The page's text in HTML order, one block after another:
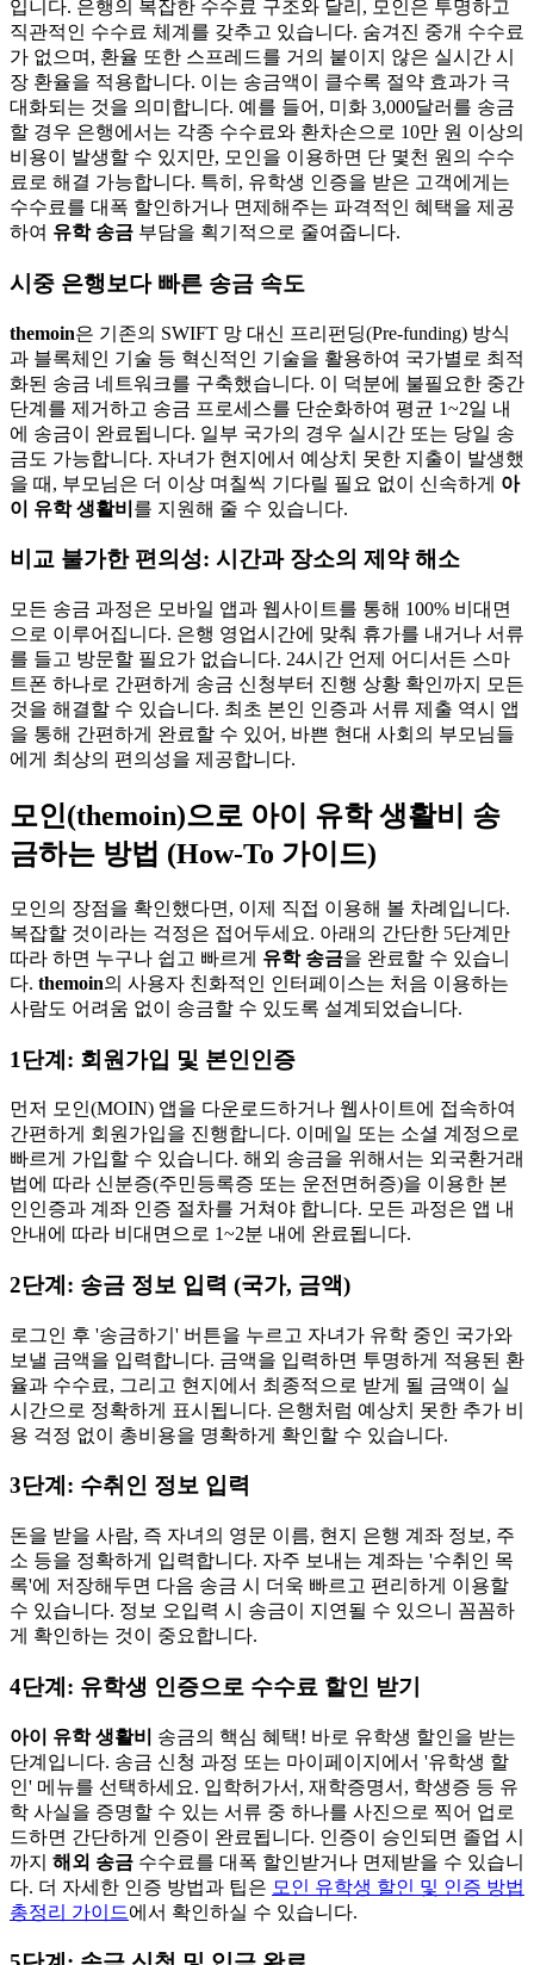
입니다. 은행의 복잡한 수수료 구조와 달리, 모인은 투명하고
직관적인 수수료 체계를 갖추고 있습니다. 숨겨진 중개 수수료
가 없으며, 환율 또한 스프레드를 거의 붙이지 않은 실시간 시
장 환율을 적용합니다. 이는 송금액이 클수록 절약 효과가 극
대화되는 것을 의미합니다. 예를 들어, 미화 3,000달러를 송금
할 경우 은행에서는 각종 수수료와 환차손으로 10만 원 이상의
비용이 발생할 수 있지만, 모인을 이용하면 단 몇천 원의 수수
료로 해결 가능합니다. 특히, 유학생 인증을 받은 고객에게는
수수료를 대폭 할인하거나 면제해주는 파격적인 혜택을 제공
하여 유학 송금 부담을 획기적으로 줄여줍니다.
시중 은행보다 빠른 송금 속도
themoin은 기존의 SWIFT 망 대신 프리펀딩(Pre-funding) 방식
과 블록체인 기술 등 혁신적인 기술을 활용하여 국가별로 최적
화된 송금 네트워크를 구축했습니다. 이 덕분에 불필요한 중간
단계를 제거하고 송금 프로세스를 단순화하여 평균 1~2일 내
에 송금이 완료됩니다. 일부 국가의 경우 실시간 또는 당일 송
금도 가능합니다. 자녀가 현지에서 예상치 못한 지출이 발생했
을 때, 부모님은 더 이상 며칠씩 기다릴 필요 없이 신속하게 아
이 유학 생활비 를 지원해 줄 수 있습니다.
비교 불가한 편의성: 시간과 장소의 제약 해소
모든 송금 과정은 모바일 앱과 웹사이트를 통해 100% 비대면
으로 이루어집니다. 은행 영업시간에 맞춰 휴가를 내거나 서류
를 들고 방문할 필요가 없습니다. 24시간 언제 어디서든 스마
트폰 하나로 간편하게 송금 신청부터 진행 상황 확인까지 모든
것을 해결할 수 있습니다. 최초 본인 인증과 서류 제출 역시 앱
을 통해 간편하게 완료할 수 있어, 바쁜 현대 사회의 부모님들
에게 최상의 편의성을 제공합니다.
모인(themoin)으로 아이 유학 생활비 송
금하는 방법 (How-To 가이드)
모인의 장점을 확인했다면, 이제 직접 이용해 볼 차례입니다.
복잡할 것이라는 걱정은 접어두세요. 아래의 간단한 5단계만
따라 하면 누구나 쉽고 빠르게 유학 송금을 완료할 수 있습니
다. themoin의 사용자 친화적인 인터페이스는 처음 이용하는
사람도 어려움 없이 송금할 수 있도록 설계되었습니다.
1단계: 회원가입 및 본인인증
먼저 모인(MOIN) 앱을 다운로드하거나 웹사이트에 접속하여
간편하게 회원가입을 진행합니다. 이메일 또는 소셜 계정으로
빠르게 가입할 수 있습니다. 해외 송금을 위해서는 외국환거래
법에 따라 신분증(주민등록증 또는 운전면허증)을 이용한 본
인인증과 계좌 인증 절차를 거쳐야 합니다. 모든 과정은 앱 내
안내에 따라 비대면으로 1~2분 내에 완료됩니다.
2단계: 송금 정보 입력 (국가, 금액)
로그인 후 '송금하기' 버튼을 누르고 자녀가 유학 중인 국가와
보낼 금액을 입력합니다. 금액을 입력하면 투명하게 적용된 환
율과 수수료, 그리고 현지에서 최종적으로 받게 될 금액이 실
시간으로 정확하게 표시됩니다. 은행처럼 예상치 못한 추가 비
용 걱정 없이 총비용을 명확하게 확인할 수 있습니다.
3단계: 수취인 정보 입력
돈을 받을 사람, 즉 자녀의 영문 이름, 현지 은행 계좌 정보, 주
소 등을 정확하게 입력합니다. 자주 보내는 계좌는 '수취인 목
록'에 저장해두면 다음 송금 시 더욱 빠르고 편리하게 이용할
수 있습니다. 정보 오입력 시 송금이 지연될 수 있으니 꼼꼼하
게 확인하는 것이 중요합니다.
4단계: 유학생 인증으로 수수료 할인 받기
아이 유학 생활비
송금의 핵심 혜택! 바로 유학생 할인을 받는
단계입니다. 송금 신청 과정 또는 마이페이지에서 '유학생 할
인' 메뉴를 선택하세요. 입학허가서, 재학증명서, 학생증 등 유
학 사실을 증명할 수 있는 서류 중 하나를 사진으로 찍어 업로
드하면 간단하게 인증이 완료됩니다. 인증이 승인되면 졸업 시
까지 해외 송금 수수료를 대폭 할인받거나 면제받을 수 있습니
다. 더 자세한 인증 방법과 팁은 모인 유학생 할인 및 인증 방법
총정리 가이드에서 확인하실 수 있습니다.